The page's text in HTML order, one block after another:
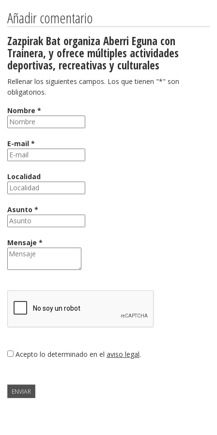
Añadir comentario
Zazpirak Bat organiza Aberri Eguna con
Trainera, y ofrece múltiples actividades
deportivas, recreativas y culturales
Rellenar los siguientes campos. Los que tienen "*" son
obligatorios.
Nombre *
E-mail *
Localidad
Asunto *
Mensaje *
Acepto lo determinado en el aviso legal.
ENVIAR